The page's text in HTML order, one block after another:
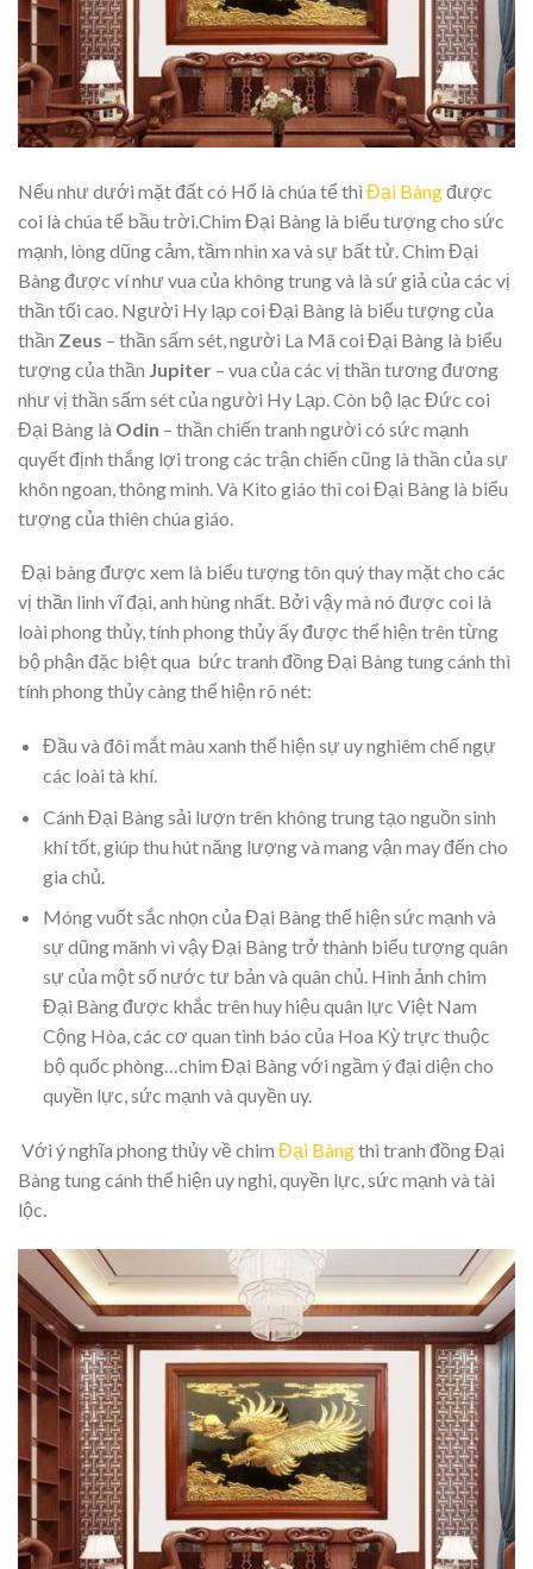
Nếu như dưới mặt đất có Hổ là chúa tể thìĐại Bàngđược
coi là chúa tể bầu trời.Chim Đại Bàng là biểu tượng cho sức
mạnh, lòng dũng cảm, tầm nhìn xa và sự bất tử. Chim Đại
Bàng được ví như vua của không trung và là sứ giả của các vị
thần tối cao. Người Hy lạp coi Đại Bàng là biểu tượng của
thần Zeus – thần sấm sét, người La Mã coi Đại Bàng là biểu
tượng của thần Jupiter – vua của các vị thần tương đương
như vị thần sấm sét của người Hy Lạp. Còn bộ lạc Đức coi
Đại Bàng là Odin – thần chiến tranh người có sức mạnh
quyết định thắng lợi trong các trận chiến cũng là thần của sự
khôn ngoan, thông minh. Và Kito giáo thì coi Đại Bàng là biểu
tượng của thiên chúa giáo.
Đại bàng được xem là biểu tượng tôn quý thay mặt cho các
vị thần linh vĩ đại, anh hùng nhất. Bởi vậy mà nó được coi là
loài phong thủy, tính phong thủy ấy được thể hiện trên từng
bộ phận đặc biệt qua bức tranh đồng Đại Bàng tung cánh thì
tính phong thủy càng thể hiện rõ nét:
Đầu và đôi mắt màu xanh thể hiện sự uy nghiêm chế ngự
các loài tà khí.
Cánh Đại Bàng sải lượn trên không trung tạo nguồn sinh
khí tốt, giúp thu hút năng lượng và mang vận may đến cho
gia chủ.
Móng vuốt sắc nhọn của Đại Bàng thể hiện sức mạnh và
sự dũng mãnh vì vậy Đại Bàng trở thành biểu tượng quân
sự của một số nước tư bản và quân chủ. Hình ảnh chim
Đại Bàng được khắc trên huy hiệu quân lực Việt Nam
Cộng Hòa, các cơ quan tình báo của Hoa Kỳ trực thuộc
bộ quốc phòng…chim Đại Bàng với ngầm ý đại diện cho
quyền lực, sức mạnh và quyền uy.
Với ý nghĩa phong thủy về chim Đại Bàngthì tranh đồng Đại
Bàng tung cánh thể hiện uy nghi, quyền lực, sức mạnh và tài
lộc.